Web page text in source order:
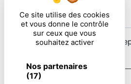
Ce site utilise des cookies
et vous donne le contrôle
sur ceux que vous
souhaitez activer
Nos partenaires
(17)
En cochant cette case,